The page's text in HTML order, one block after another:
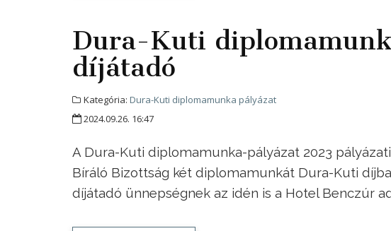
Dura-Kuti
díjátadó
Kategória: Dura-Kuti diplomamunka pályázat
2024.09.26. 16:47
A Dura-Kuti diplomamunka-pályázat 2023
Bíráló Bizottság két diplomamunkát Dura-Kuti
díjátadó ünnepségnek az idén is a Hotel Benczúr